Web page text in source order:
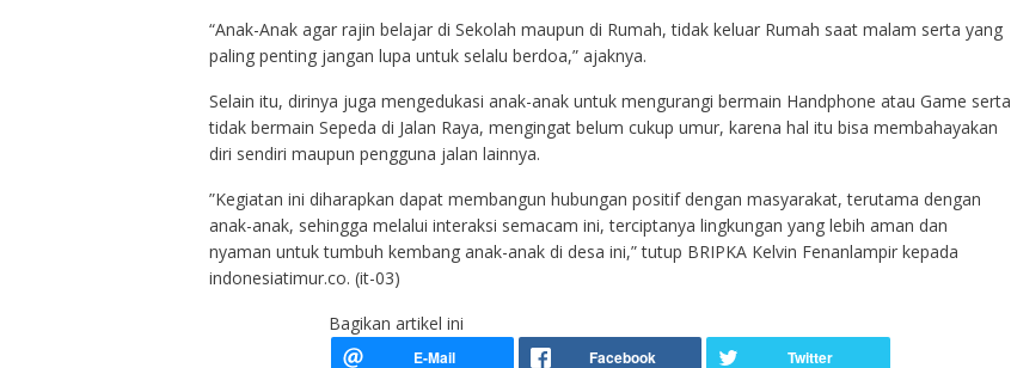
“Anak-Anak agar rajin belajar di Sekolah maupun di Rumah, tidak keluar Rumah saat malam serta yang
paling penting jangan lupa untuk selalu berdoa,” ajaknya.
Selain itu, dirinya juga mengedukasi anak-anak untuk mengurangi bermain Handphone atau Game serta
tidak bermain Sepeda di Jalan Raya, mengingat belum cukup umur, karena hal itu bisa membahayakan
diri sendiri maupun pengguna jalan lainnya.
”Kegiatan ini diharapkan dapat membangun hubungan positif dengan masyarakat, terutama dengan
anak-anak, sehingga melalui interaksi semacam ini, terciptanya lingkungan yang lebih aman dan
nyaman untuk tumbuh kembang anak-anak di desa ini,” tutup BRIPKA Kelvin Fenanlampir kepada
indonesiatimur.co. (it-03)
Bagikan artikel ini